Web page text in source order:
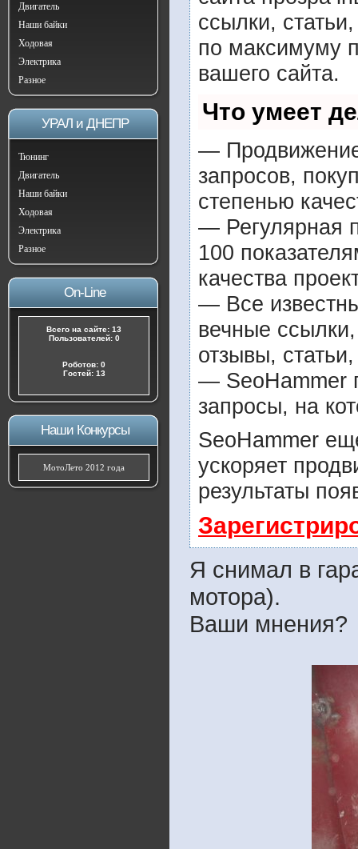
Двигатель
Наши байки
Ходовая
Электрика
Разное
УРАЛ и ДНЕПР
Тюнинг
Двигатель
Наши байки
Ходовая
Электрика
Разное
On-Line
Всего на сайте: 13
Пользователей: 0
Роботов: 0
Гостей: 13
Наши Конкурсы
МотоЛето 2012 года
ссылки,
по максимуму
вашего сайта.
Что умеет
—
запросов,
степенью
— Регулярная
100
качества
— Все
вечные
отзывы,
— SeoHammer
запросы, на
SeoHammer
ускоряет
результаты
Я снимал в
мотора).
Ваши мнения?